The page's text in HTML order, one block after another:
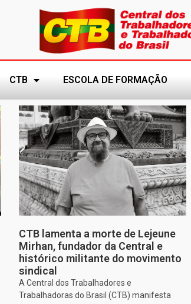
CTB ESCOLA DE FORMAÇÃO
CTB lamenta a morte de Lejeune
Mirhan, fundador da Central e
histórico militante do movimento
sindical
A Central dos Trabalhadores e
Trabalhadoras do Brasil (CTB) manifesta